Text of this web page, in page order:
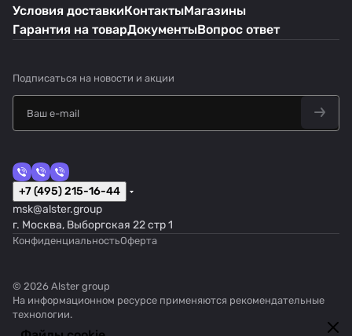
Условия доставкиКонтактыМагазины
Гарантия на товарДокументыВопрос ответ
Подписаться на новости и акции
+7 (495) 215-16-44
msk@alster.group
г. Москва, Выборгская 22 стр 1
КонфиденциальностьОферта
© 2026 Alster group
На информационном ресурсе применяются рекомендательные
технологии.